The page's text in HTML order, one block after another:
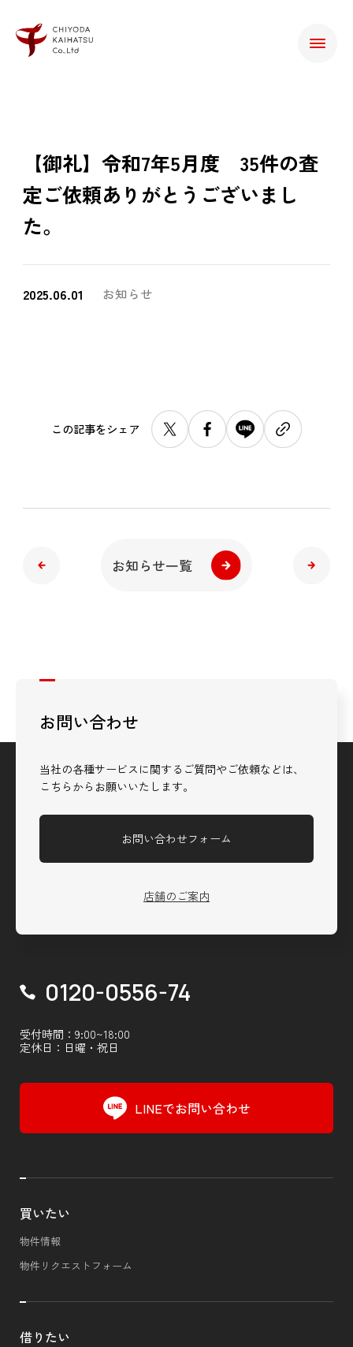
【御礼】令和7年5月度 35件の査
定ご依頼ありがとうございまし
た。
2025.06.01 お知らせ
この記事をシェア
お知らせ一覧
お問い合わせ
当社の各種サービスに関するご質問やご依頼などは、
こちらからお願いいたします。
お問い合わせフォーム
店舗のご案内
0120-0556-74
受付時間：9:00~18:00
定休日：日曜・祝日
LINEでお問い合わせ
買いたい
物件情報
物件リクエストフォーム
借りたい